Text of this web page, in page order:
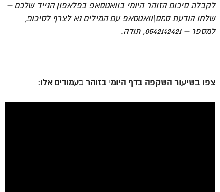
לקבלת סיכום הזוהר היומי בוואטסאפ בפלאפון הנייד שלכם –
שלחו הודעת סמס\וואטסאפ עם המילים נא לצרף לסיכום,
למספר – 0542142421, תודה.
—
צפו בשיעור השקפה בדף היומי בזוהר בעמודים אלו: